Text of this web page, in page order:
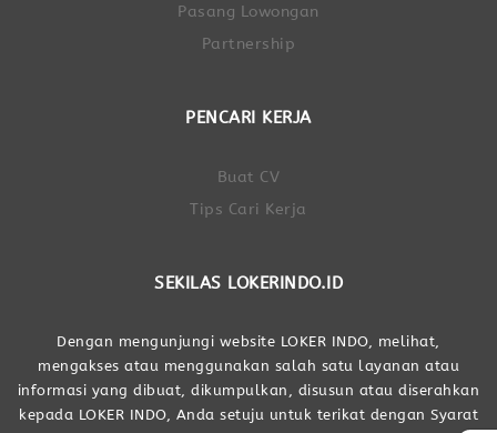
Pasang Lowongan
Partnership
PENCARI KERJA
Buat CV
Tips Cari Kerja
SEKILAS LOKERINDO.ID
Dengan mengunjungi website LOKER INDO, melihat,
mengakses atau menggunakan salah satu layanan atau
informasi yang dibuat, dikumpulkan, disusun atau diserahkan
kepada LOKER INDO, Anda setuju untuk terikat dengan Syarat